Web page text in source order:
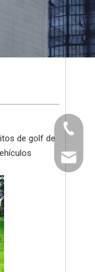
de golf de
+86-